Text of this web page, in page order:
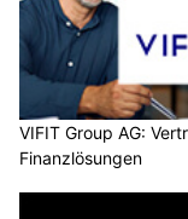
VIFIT Group AG:
Finanzlösungen